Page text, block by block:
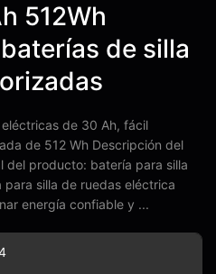
512Wh
de silla
de 30 Ah, fácil
de 512 Wh Descripción del
del producto: batería para silla
silla de ruedas eléctrica
energía confiable y ...